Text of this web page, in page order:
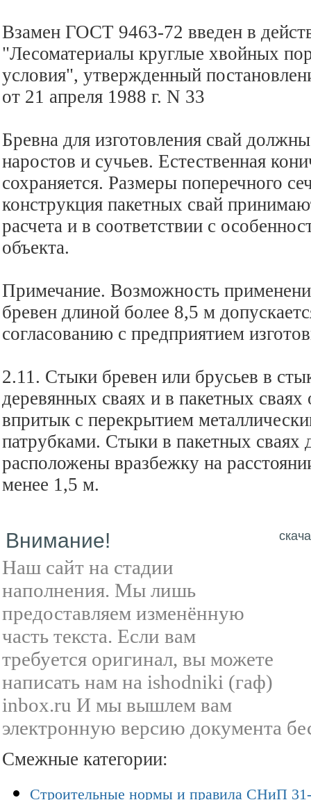
Взамен ГОСТ 9463-72 введен в
"Лесоматериалы круглые хвойных
условия", утвержденный
от 21 апреля 1988 г. N 33
Бревна для изготовления свай
наростов и сучьев. Естественная
сохраняется. Размеры поперечного
конструкция пакетных свай
расчета и в соответствии с
объекта.
Примечание. Возможность
бревен длиной более 8,5 м
согласованию с предприятием
2.11. Стыки бревен или брусьев в
деревянных сваях и в пакетных
впритык с перекрытием
патрубками. Стыки в пакетных
расположены вразбежку на
менее 1,5 м.
Внимание!
Наш сайт на стадии
наполнения. Мы лишь
предоставляем изменённую
часть текста. Если вам
требуется оригинал, вы можете
написать нам на ishodniki (гаф)
inbox.ru И мы вышлем вам
электронную версию документа
Смежные категории:
Строительные нормы и правила СНиП